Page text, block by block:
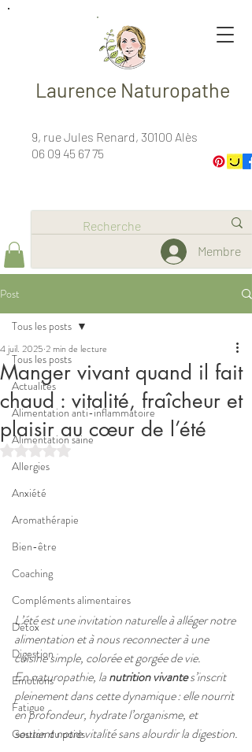
9, rue Jules Renard, 30100 Alès
06 09 45 67 75
Membre
Laurence Naturopathe
Post
Tous les posts
Actualités
Alimentation anti-inflammatoire
Alimentation saine
Allergies
Anxiété
Aromathérapie
Bien-être
Coaching
Compléments alimentaires
Détox
Digestion
Emotions
Fatigue
Gestion du poids
Tous les posts
Manger vivant quand il fait
chaud : vitalité, fraîcheur et
plaisir au cœur de l’été
4 juil. 2025 2 min de lecture
Noté NaN étoiles sur 5.
L’été est une invitation naturelle à alléger notre
alimentation et à nous reconnecter à une
cuisine simple, colorée et gorgée de vie.
En naturopathie, la nutrition vivante s’inscrit
pleinement dans cette dynamique : elle nourrit
en profondeur, hydrate l’organisme, et
soutient notre vitalité sans alourdir la digestion.